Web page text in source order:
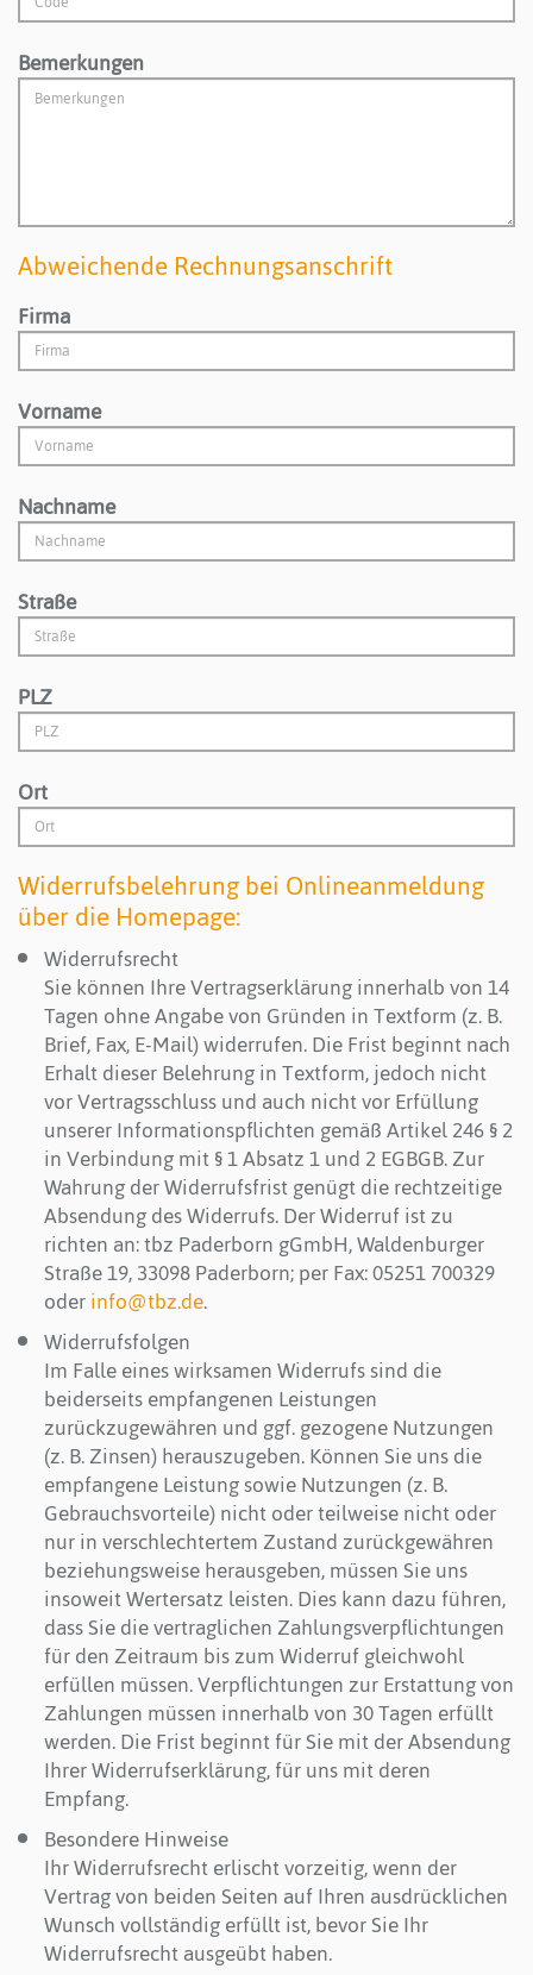
Bemerkungen
Abweichende Rechnungsanschrift
Firma
Vorname
Nachname
Straße
PLZ
Ort
Widerrufsbelehrung bei Onlineanmeldung
über die Homepage:
Widerrufsrecht
Sie können Ihre Vertragserklärung innerhalb von 14
Tagen ohne Angabe von Gründen in Textform (z. B.
Brief, Fax, E-Mail) widerrufen. Die Frist beginnt nach
Erhalt dieser Belehrung in Textform, jedoch nicht
vor Vertragsschluss und auch nicht vor Erfüllung
unserer Informationspflichten gemäß Artikel 246 § 2
in Verbindung mit § 1 Absatz 1 und 2 EGBGB. Zur
Wahrung der Widerrufsfrist genügt die rechtzeitige
Absendung des Widerrufs. Der Widerruf ist zu
richten an: tbz Paderborn gGmbH, Waldenburger
Straße 19, 33098 Paderborn; per Fax: 05251 700329
oderinfo@tbz.de.
Widerrufsfolgen
Im Falle eines wirksamen Widerrufs sind die
beiderseits empfangenen Leistungen
zurückzugewähren und ggf. gezogene Nutzungen
(z. B. Zinsen) herauszugeben. Können Sie uns die
empfangene Leistung sowie Nutzungen (z. B.
Gebrauchsvorteile) nicht oder teilweise nicht oder
nur in verschlechtertem Zustand zurückgewähren
beziehungsweise herausgeben, müssen Sie uns
insoweit Wertersatz leisten. Dies kann dazu führen,
dass Sie die vertraglichen Zahlungsverpflichtungen
für den Zeitraum bis zum Widerruf gleichwohl
erfüllen müssen. Verpflichtungen zur Erstattung von
Zahlungen müssen innerhalb von 30 Tagen erfüllt
werden. Die Frist beginnt für Sie mit der Absendung
Ihrer Widerrufserklärung, für uns mit deren
Empfang.
Besondere Hinweise
Ihr Widerrufsrecht erlischt vorzeitig, wenn der
Vertrag von beiden Seiten auf Ihren ausdrücklichen
Wunsch vollständig erfüllt ist, bevor Sie Ihr
Widerrufsrecht ausgeübt haben.